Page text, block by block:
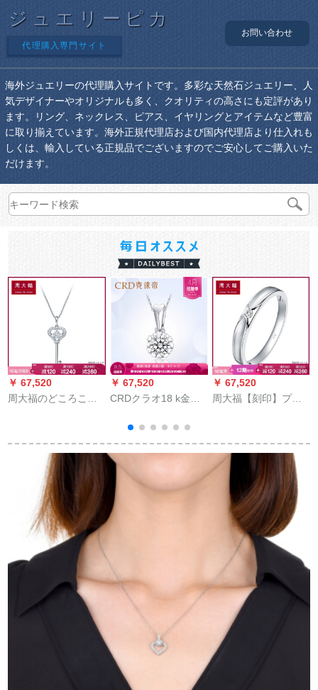
ジュエリーピカ
代理購入専門サイト
お問い合わせ
海外ジュエリーの代理購入サイトです。多彩な天然石ジュエリー、人
気デザイナーやオリジナルも多く、クオリティの高さにも定評があり
ます。リング、ネックレス、ピアス、イヤリングとアイテムなど豊富
に取り揃えています。海外正規代理店および国内代理店より仕入れも
しくは、輸入している正規品でございますのでご安心してご購入いた
だけます。
￥ 67,520
周大福のどころころ
初めとします。
￥ 67,520
CRDクラオ18 k金ダ
ダウムヤのペンドで
ございます。ダイの
ペンドのネリングで
す。
￥ 67,520
周大福【刻印】プラ
24804 12号2900元